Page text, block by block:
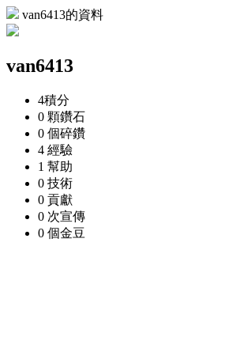
van6413的資料
van6413
4積分
0 顆鑽石
0 個碎鑽
4 經驗
1 幫助
0 技術
0 貢獻
0 次宣傳
0 個金豆